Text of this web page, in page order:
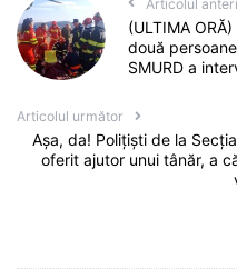
Articolul
(ULTIMA
două
SMURD a
Articolul următor
Așa, da! Polițiști de la
oferit ajutor unui tânăr, a